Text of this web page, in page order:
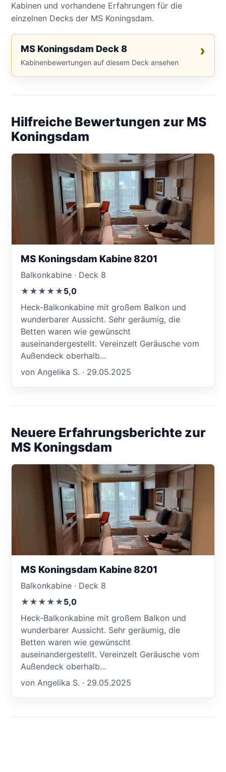
Kabinen und vorhandene Erfahrungen für die
einzelnen Decks der MS Koningsdam.
MS Koningsdam Deck 8
Kabinenbewertungen auf diesem Deck ansehen
Hilfreiche Bewertungen zur MS
Koningsdam
MS Koningsdam Kabine 8201
Balkonkabine · Deck 8
★★★★★5,0
Heck-Balkonkabine mit großem Balkon und
wunderbarer Aussicht. Sehr geräumig, die
Betten waren wie gewünscht
auseinandergestellt. Vereinzelt Geräusche vom
Außendeck oberhalb...
von Angelika S. · 29.05.2025
Neuere Erfahrungsberichte zur
MS Koningsdam
MS Koningsdam Kabine 8201
Balkonkabine · Deck 8
★★★★★5,0
Heck-Balkonkabine mit großem Balkon und
wunderbarer Aussicht. Sehr geräumig, die
Betten waren wie gewünscht
auseinandergestellt. Vereinzelt Geräusche vom
Außendeck oberhalb...
von Angelika S. · 29.05.2025